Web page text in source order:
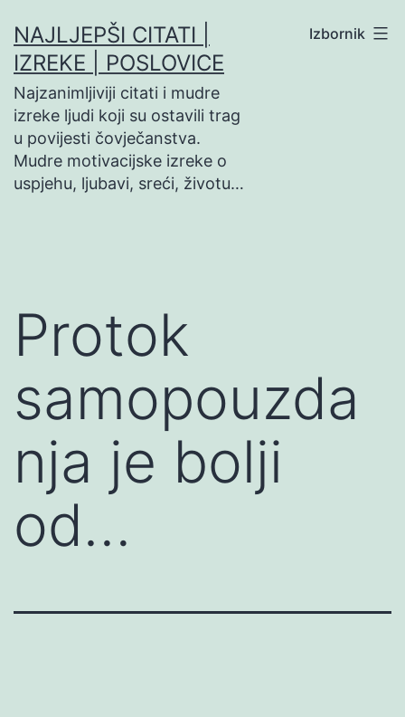
na
sadržaj
NAJLJEPŠI CITATI |
IZREKE | POSLOVICE
Najzanimljiviji citati i mudre
izreke ljudi koji su ostavili trag
u povijesti čovječanstva.
Mudre motivacijske izreke o
uspjehu, ljubavi, sreći, životu…
Izbornik
Protok
samopouzda
nja je bolji
od…